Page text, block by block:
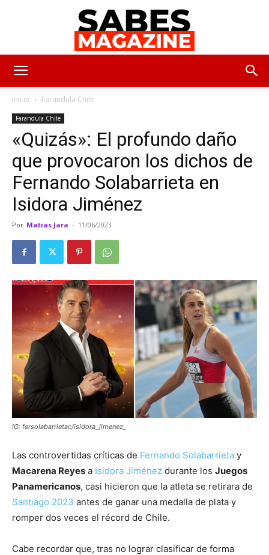
Inicio
Farandula Chile
Farandula Chile
«Quizás»: El profundo daño
que provocaron los dichos de
Fernando Solabarrieta en
Isidora Jiménez
Por Matias Jara - 11/06/2023
IG: fersolabarrietac/isidora_jimenez_
Las controvertidas críticas de Fernando Solabarrieta y
Macarena Reyes a Isidora Jiménez durante los Juegos
Panamericanos, casi hicieron que la atleta se retirara de
Santiago 2023 antes de ganar una medalla de plata y
romper dos veces el récord de Chile.
Cabe recordar que, tras no lograr clasificar de forma